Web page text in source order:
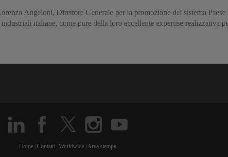
Angeloni, Direttore Generale per la promozione del sistema Paese
italiane, come pure della loro eccellente expertise realizzativa
Home Contatti Worldwide Area stampa